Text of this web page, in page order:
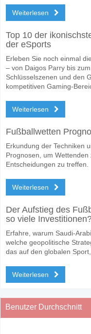
Weiterlesen
Top 10 der
der eSports
Erleben Sie noch einmal
– von Daigos Parry bis
Schlüsselszenen und den
kompetitiven Gaming-
Weiterlesen
Fußballwetten
Erkundung der Techniken
Prognosen, um
Entscheidungen zu treffen.
Weiterlesen
Der Aufstieg des
so viele
Erfahre, warum Saudi-
welche geopolitische
das auf den globalen
Weiterlesen
Benutzer Durchschnitt